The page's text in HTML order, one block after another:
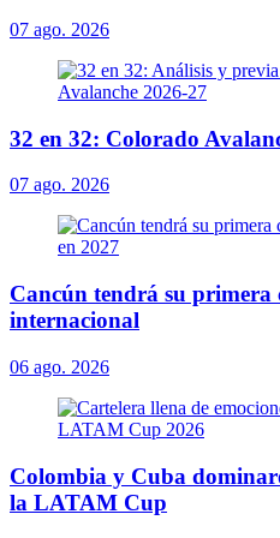
07 ago. 2026
32 en 32: Colorado
07 ago. 2026
Cancún tendrá su primera
internacional
06 ago. 2026
Colombia y Cuba
la LATAM Cup